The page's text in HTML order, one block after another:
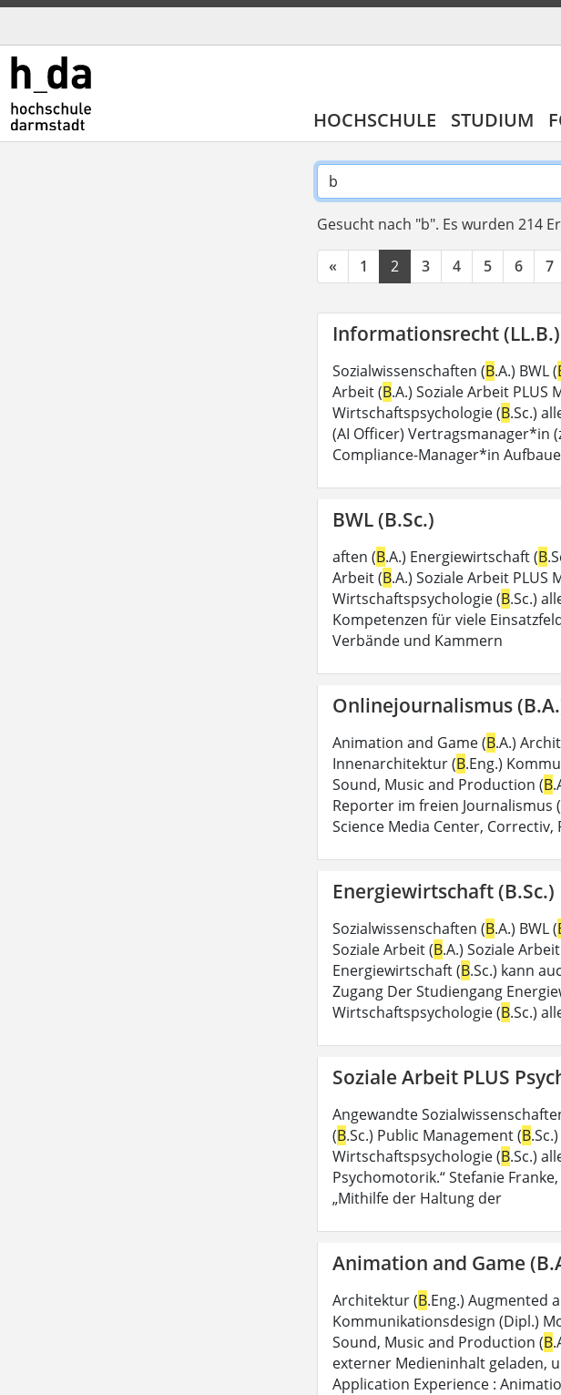
HOCHSCHULE STUDIUM
Gesucht nach "b". Es wurden 214
« 1 2 3 4 5 6 7
Informationsrecht (LL.B.)
Sozialwissenschaften (B.A.) BWL (
Arbeit (B.A.) Soziale Arbeit
Wirtschaftspsychologie (B.Sc.)
(AI Officer) Vertragsmanager*in
Compliance-Manager*in
BWL (B.Sc.)
aften (B.A.) Energiewirtschaft (B
Arbeit (B.A.) Soziale Arbeit
Wirtschaftspsychologie (B.Sc.)
Kompetenzen für viele
Verbände und Kammern
Onlinejournalismus
Animation and Game (B.A.)
Innenarchitektur (B.Eng.)
Sound, Music and Production (B
Reporter im freien Journalismus
Science Media Center,
Energiewirtschaft (B.Sc.)
Sozialwissenschaften (B.A.) BWL (
Soziale Arbeit (B.A.) Soziale
Energiewirtschaft (B.Sc.) kann
Zugang Der Studiengang
Wirtschaftspsychologie (B.Sc.)
Soziale Arbeit PLUS
Angewandte
(B.Sc.) Public Management (B
Wirtschaftspsychologie (B.Sc.)
Psychomotorik.“ Stefanie
„Mithilfe der Haltung der
Animation and Game
Architektur (B.Eng.) Augmented
Kommunikationsdesign (Dipl.)
Sound, Music and Production (B
externer Medieninhalt geladen,
Application Experience :